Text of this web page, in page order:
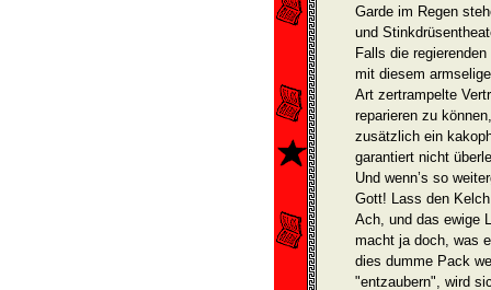
Garde im Regen
und
Falls die
mit diesem
Art zertrampelte
reparieren zu
zusätzlich ein
garantiert nicht
Und wenn’s so
Gott! Lass den
Ach, und das ewige
macht ja doch, was
dies dumme Pack
"entzaubern", wird